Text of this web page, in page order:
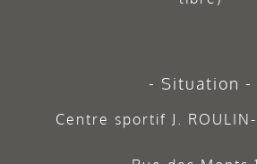
Situation
Centre sportif J. ROULIN-